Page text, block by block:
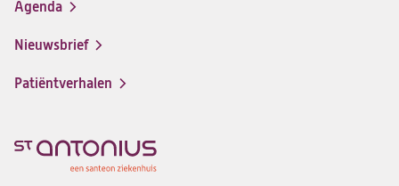
nieuwe
nieuwe
Agenda
Nieuwsbrief
Patiëntverhalen